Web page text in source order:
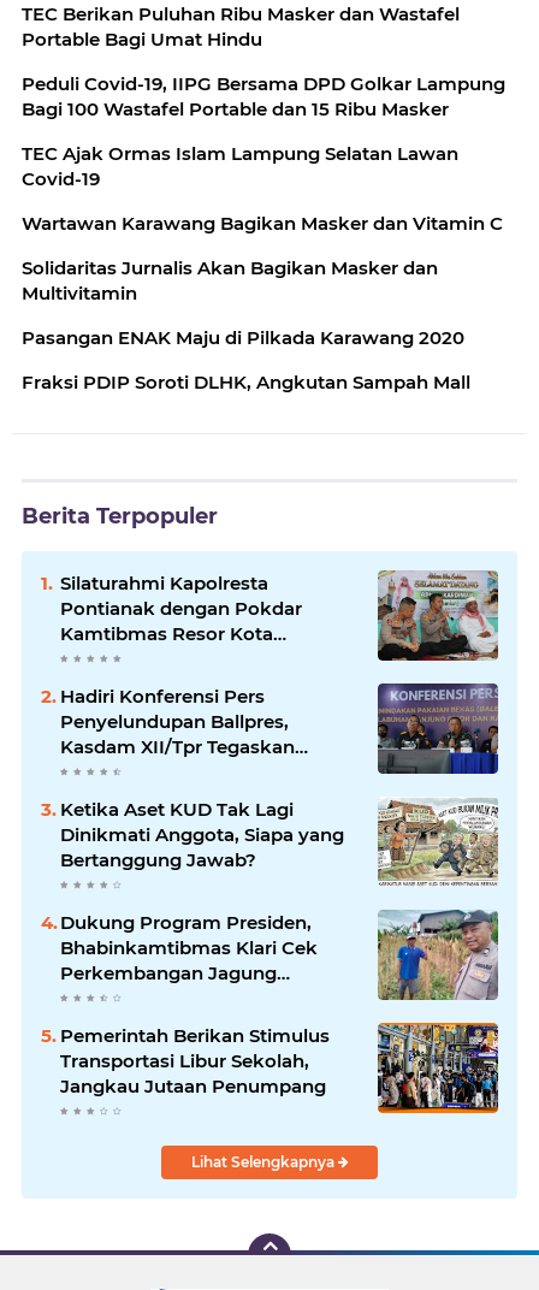
TEC Berikan Puluhan Ribu Masker dan Wastafel
Portable Bagi Umat Hindu
Peduli Covid-19, IIPG Bersama DPD Golkar Lampung
Bagi 100 Wastafel Portable dan 15 Ribu Masker
TEC Ajak Ormas Islam Lampung Selatan Lawan
Covid-19
Wartawan Karawang Bagikan Masker dan Vitamin C
Solidaritas Jurnalis Akan Bagikan Masker dan
Multivitamin
Pasangan ENAK Maju di Pilkada Karawang 2020
Fraksi PDIP Soroti DLHK, Angkutan Sampah Mall
Berita Terpopuler
Silaturahmi Kapolresta
Pontianak dengan Pokdar
Kamtibmas Resor Kota
Pontianak
Hadiri Konferensi Pers
Penyelundupan Ballpres,
Kasdam XII/Tpr Tegaskan
Sinergisitas Jaga Perbatasan
Ketika Aset KUD Tak Lagi
Dinikmati Anggota, Siapa yang
Bertanggung Jawab?
Dukung Program Presiden,
Bhabinkamtibmas Klari Cek
Perkembangan Jagung
Bersama Petani
Pemerintah Berikan Stimulus
Transportasi Libur Sekolah,
Jangkau Jutaan Penumpang
Lihat Selengkapnya